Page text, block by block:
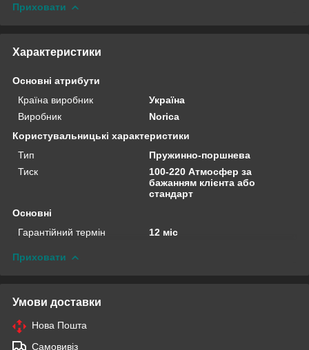
Приховати
Характеристики
Основні атрибути
Країна виробник
Україна
Виробник
Norica
Користувальницькі характеристики
Тип
Пружинно-поршнева
Тиск
100-220 Атмосфер за
бажанням клієнта або
стандарт
Основні
Гарантійний термін
12 міс
Приховати
Умови доставки
Нова Пошта
Самовивіз